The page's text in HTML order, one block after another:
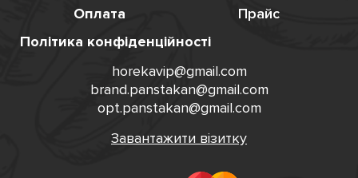
Оплата
Прайс
Політика конфіденційності
horekavip@gmail.com
brand.panstakan@gmail.com
opt.panstakan@gmail.com
Завантажити візитку